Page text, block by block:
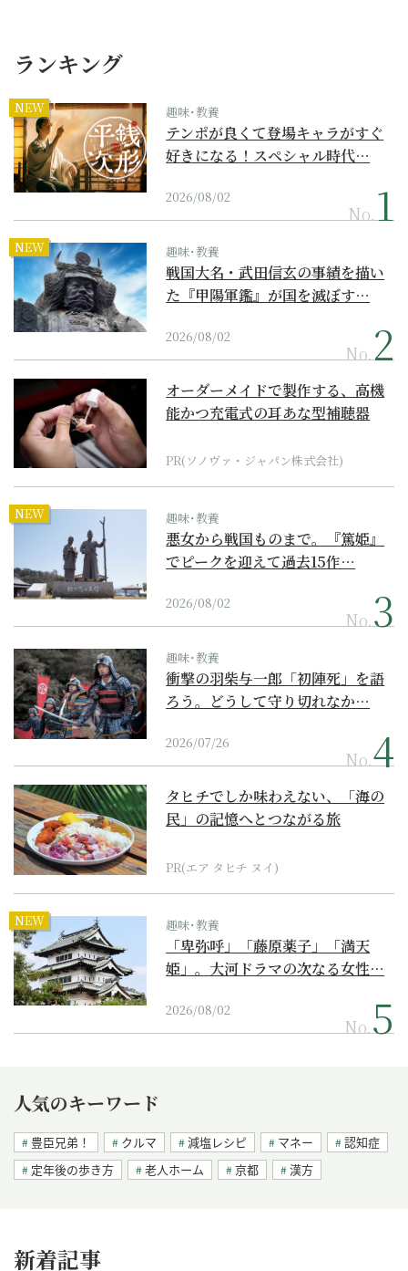
ランキング
NEW 趣味･教養
テンポが良くて登場キャラがすぐ
好きになる！スペシャル時代…
2026/08/02
No.
NEW 趣味･教養
戦国大名・武田信玄の事績を描い
た『甲陽軍鑑』が国を滅ぼす…
2026/08/02
No.
オーダーメイドで製作する、高機
能かつ充電式の耳あな型補聴器
PR(ソノヴァ・ジャパン株式会社)
NEW 趣味･教養
悪女から戦国ものまで。『篤姫』
でピークを迎えて過去15作…
2026/08/02
No.
趣味･教養
衝撃の羽柴与一郎「初陣死」を語
ろう。どうして守り切れなか…
2026/07/26
No.
タヒチでしか味わえない、「海の
民」の記憶へとつながる旅
PR(エア タヒチ ヌイ)
NEW 趣味･教養
「卑弥呼」「藤原薬子」「満天
姫」。大河ドラマの次なる女性…
2026/08/02
No.
人気のキーワード
豊臣兄弟！ クルマ 減塩レシピ マネー
認知症
定年後の歩き方
老人ホーム 京都 漢方
新着記事